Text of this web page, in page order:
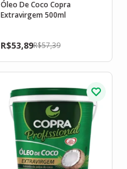
Óleo De Coco Copra
Extravirgem 500ml
R$57,39
R$53,89